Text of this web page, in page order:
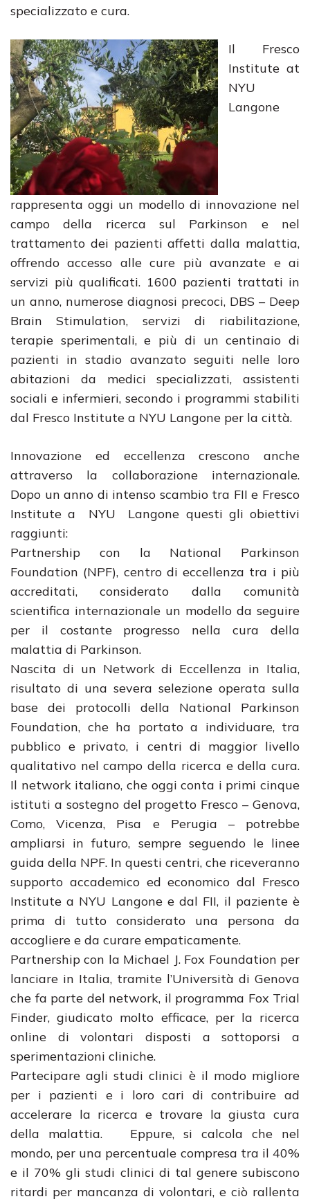
specializzato e cura.
Il Fresco
Institute at
NYU
Langone
rappresenta oggi un modello di innovazione nel
campo della ricerca sul Parkinson e nel
trattamento dei pazienti affetti dalla malattia,
offrendo accesso alle cure più avanzate e ai
servizi più qualificati. 1600 pazienti trattati in
un anno, numerose diagnosi precoci, DBS – Deep
Brain Stimulation, servizi di riabilitazione,
terapie sperimentali, e più di un centinaio di
pazienti in stadio avanzato seguiti nelle loro
abitazioni da medici specializzati, assistenti
sociali e infermieri, secondo i programmi stabiliti
dal Fresco Institute a NYU Langone per la città.
Innovazione ed eccellenza crescono anche
attraverso la collaborazione internazionale.
Dopo un anno di intenso scambio tra FII e Fresco
Institute a NYU Langone questi gli obiettivi
raggiunti:
Partnership con la National Parkinson
Foundation (NPF), centro di eccellenza tra i più
accreditati, considerato dalla comunità
scientifica internazionale un modello da seguire
per il costante progresso nella cura della
malattia di Parkinson.
Nascita di un Network di Eccellenza in Italia,
risultato di una severa selezione operata sulla
base dei protocolli della National Parkinson
Foundation, che ha portato a individuare, tra
pubblico e privato, i centri di maggior livello
qualitativo nel campo della ricerca e della cura.
Il network italiano, che oggi conta i primi cinque
istituti a sostegno del progetto Fresco – Genova,
Como, Vicenza, Pisa e Perugia – potrebbe
ampliarsi in futuro, sempre seguendo le linee
guida della NPF. In questi centri, che riceveranno
supporto accademico ed economico dal Fresco
Institute a NYU Langone e dal FII, il paziente è
prima di tutto considerato una persona da
accogliere e da curare empaticamente.
Partnership con la Michael J. Fox Foundation per
lanciare in Italia, tramite l’Università di Genova
che fa parte del network, il programma Fox Trial
Finder, giudicato molto efficace, per la ricerca
online di volontari disposti a sottoporsi a
sperimentazioni cliniche.
Partecipare agli studi clinici è il modo migliore
per i pazienti e i loro cari di contribuire ad
accelerare la ricerca e trovare la giusta cura
della malattia. Eppure, si calcola che nel
mondo, per una percentuale compresa tra il 40%
e il 70% gli studi clinici di tal genere subiscono
ritardi per mancanza di volontari, e ciò rallenta